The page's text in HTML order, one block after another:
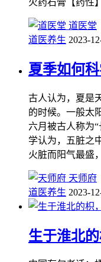
道医堂
道医养生 2023-
夏季如何科
古人认为，夏是
的时候。一般太
六月被古人称为
学认为，五脏之
火脏而阳气最盛
天师府
道医养生 2023-
生于淮北